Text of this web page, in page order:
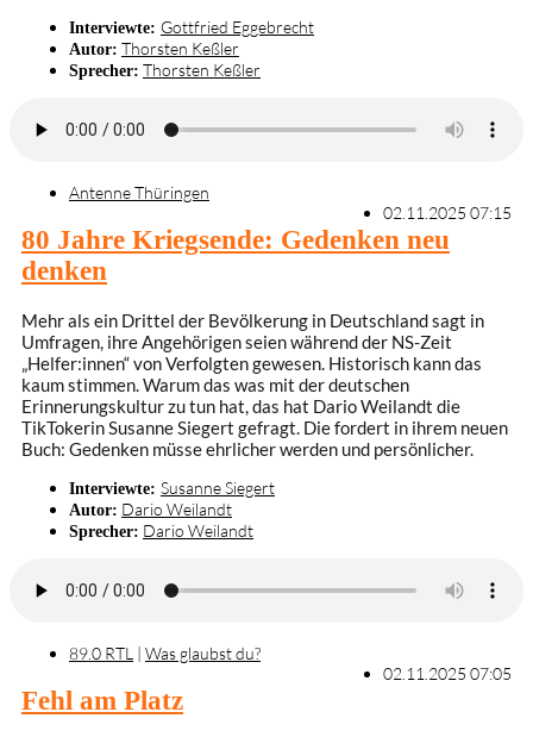
Interviewte: Gottfried Eggebrecht
Autor: Thorsten Keßler
Sprecher: Thorsten Keßler
Antenne Thüringen
02.11.2025 07:15
80 Jahre Kriegsende: Gedenken neu
denken
Mehr als ein Drittel der Bevölkerung in Deutschland sagt in
Umfragen, ihre Angehörigen seien während der NS-Zeit
„Helfer:innen“ von Verfolgten gewesen. Historisch kann das
kaum stimmen. Warum das was mit der deutschen
Erinnerungskultur zu tun hat, das hat Dario Weilandt die
TikTokerin Susanne Siegert gefragt. Die fordert in ihrem neuen
Buch: Gedenken müsse ehrlicher werden und persönlicher.
Interviewte: Susanne Siegert
Autor: Dario Weilandt
Sprecher: Dario Weilandt
89.0 RTL | Was glaubst du?
02.11.2025 07:05
Fehl am Platz